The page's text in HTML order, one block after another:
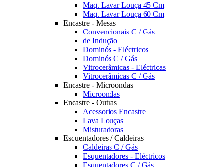
Maq. Lavar Louça 45 Cm
Maq. Lavar Louça 60 Cm
Encastre - Mesas
Convencionais C / Gás
de Indução
Dominós - Eléctricos
Dominós C / Gás
Vitrocerâmicas - Eléctricas
Vitrocerâmicas C / Gás
Encastre - Microondas
Microondas
Encastre - Outras
Acessorios Encastre
Lava Louças
Misturadoras
Esquentadores / Caldeiras
Caldeiras C / Gás
Esquentadores - Eléctricos
Esquentadores C / Gás